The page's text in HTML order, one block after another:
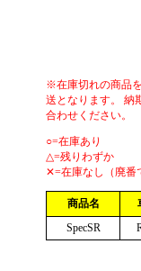
※在庫切れの商品
送となります。 納
合わせください。
○=在庫あり
△=残りわずか
✕=在庫なし（廃番
商品名
SpecSR